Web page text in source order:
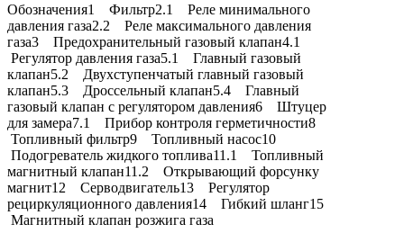
Обозначения1 Фильтр2.1 Реле минимального
давления газа2.2 Реле максимального давления
газа3 Предохранительный газовый клапан4.1
Регулятор давления газа5.1 Главный газовый
клапан5.2 Двухступенчатый главный газовый
клапан5.3 Дроссельный клапан5.4 Главный
газовый клапан с регулятором давления6 Штуцер
для замера7.1 Прибор контроля герметичности8
Топливный фильтр9 Топливный насос10
Подогреватель жидкого топлива11.1 Топливный
магнитный клапан11.2 Открывающий форсунку
магнит12 Серводвигатель13 Регулятор
рециркуляционного давления14 Гибкий шланг15
Магнитный клапан розжига газа